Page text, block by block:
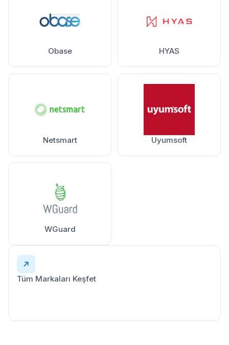
Obase HYAS
Netsmart Uyumsoft
WGuard
Tüm Markaları Keşfet